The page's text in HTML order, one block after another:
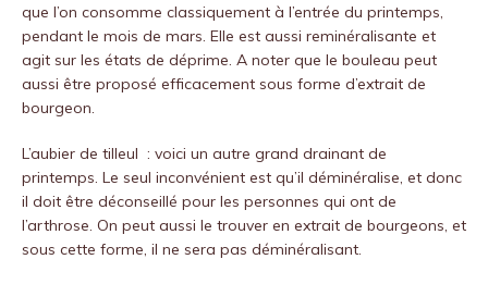
que l’on consomme classiquement à l’entrée du printemps,
pendant le mois de mars. Elle est aussi reminéralisante et
agit sur les états de déprime. A noter que le bouleau peut
aussi être proposé efficacement sous forme d’extrait de
bourgeon.
L’aubier de tilleul : voici un autre grand drainant de
printemps. Le seul inconvénient est qu’il déminéralise, et donc
il doit être déconseillé pour les personnes qui ont de
l’arthrose. On peut aussi le trouver en extrait de bourgeons, et
sous cette forme, il ne sera pas déminéralisant.